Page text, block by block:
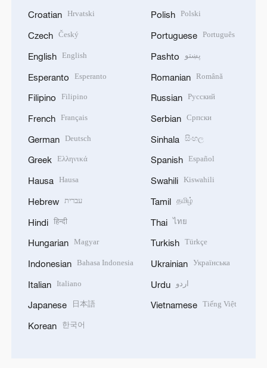
Croatian Hrvatski
Czech Český
English English
Esperanto Esperanto
Filipino Filipino
French Français
German Deutsch
Greek Ελληνικά
Hausa Hausa
Hebrew עברית
Hindi हिन्दी
Hungarian Magyar
Indonesian Bahasa Indonesia
Italian Italiano
Japanese 日本語
Korean 한국어
Polish Polski
Portuguese Português
Pashto پښتو
Romanian Română
Russian Русский
Serbian Српски
Sinhala සිංහල
Spanish Español
Swahili Kiswahili
Tamil தமிழ்
Thai ไทย
Turkish Türkçe
Ukrainian Українська
Urdu اردو
Vietnamese Tiếng Việt